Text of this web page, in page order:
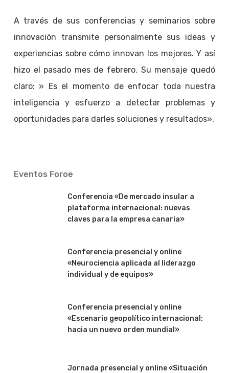
A través de sus conferencias y seminarios sobre
innovación transmite personalmente sus ideas y
experiencias sobre cómo innovan los mejores. Y así
hizo el pasado mes de febrero. Su mensaje quedó
claro: » Es el momento de enfocar toda nuestra
inteligencia y esfuerzo a detectar problemas y
oportunidades para darles soluciones y resultados».
Eventos Foroe
Conferencia «De mercado insular a
plataforma internacional: nuevas
claves para la empresa canaria»
Conferencia presencial y online
«Neurociencia aplicada al liderazgo
individual y de equipos»
Conferencia presencial y online
«Escenario geopolítico internacional:
hacia un nuevo orden mundial»
Jornada presencial y online «Situación